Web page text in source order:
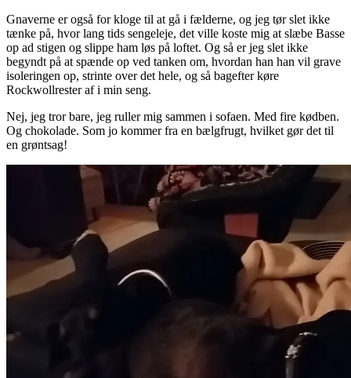
Gnaverne er også for kloge til at gå i fælderne, og jeg tør slet ikke
tænke på, hvor lang tids sengeleje, det ville koste mig at slæbe Basse
op ad stigen og slippe ham løs på loftet. Og så er jeg slet ikke
begyndt på at spænde op ved tanken om, hvordan han han vil grave
isoleringen op, strinte over det hele, og så bagefter køre
Rockwollrester af i min seng.
Nej, jeg tror bare, jeg ruller mig sammen i sofaen. Med fire kødben.
Og chokolade. Som jo kommer fra en bælgfrugt, hvilket gør det til
en grøntsag!